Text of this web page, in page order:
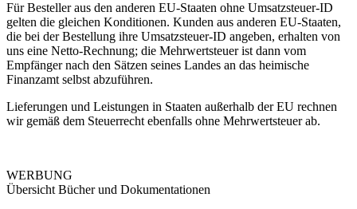
Für Besteller aus den anderen EU-Staaten ohne Umsatzsteuer-ID
gelten die gleichen Konditionen. Kunden aus anderen EU-Staaten,
die bei der Bestellung ihre Umsatzsteuer-ID angeben, erhalten von
uns eine Netto-Rechnung; die Mehrwertsteuer ist dann vom
Empfänger nach den Sätzen seines Landes an das heimische
Finanzamt selbst abzuführen.
Lieferungen und Leistungen in Staaten außerhalb der EU rechnen
wir gemäß dem Steuerrecht ebenfalls ohne Mehrwertsteuer ab.
WERBUNG
Übersicht Bücher und Dokumentationen